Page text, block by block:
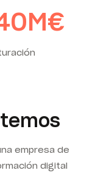
M€
empresa de
digital